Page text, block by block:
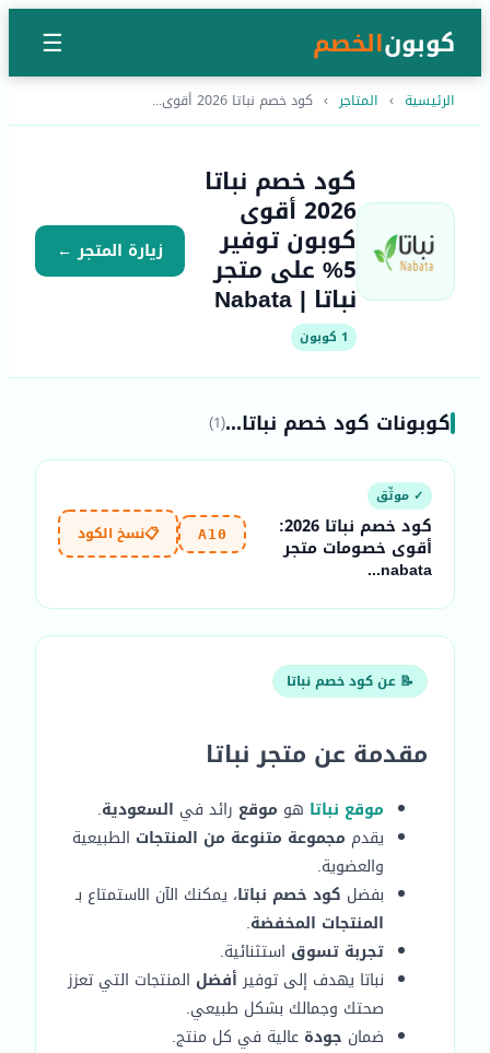
كوبونالخصم ☰
الرئيسية › المتاجر › كود خصم نباتا 2026 أقوى...
كود خصم نباتا
2026 أقوى
كوبون توفير
5% على متجر
نباتا | Nabata
1 كوبون
زيارة المتجر ←
كوبونات كود خصم نباتا...(1)
✓ موثّق
كود خصم نباتا 2026:
أقوى خصومات متجر
nabata...
A10
📋نسخ الكود
📝 عن كود خصم نباتا
مقدمة عن متجر نباتا
موقع نباتا هو موقع رائد في السعودية.
يقدم مجموعة متنوعة من المنتجات الطبيعية
والعضوية.
بفضل كود خصم نباتا، يمكنك الآن الاستمتاع بـ
المنتجات المخفضة.
تجربة تسوق استثنائية.
نباتا يهدف إلى توفيرأفضل المنتجات التي تعزز
صحتك وجمالك بشكل طبيعي.
ضمان جودة عالية في كل منتج.